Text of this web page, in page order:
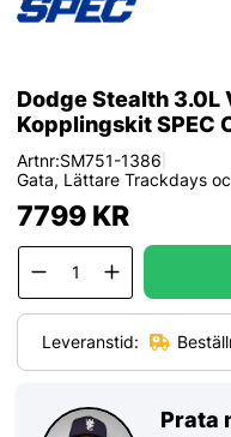
Dodge Stealth 3.0L
Kopplingskit SPEC
Artnr:SM751-1386
Gata, Lättare Trackdays
7799KR
Leveranstid:
Prata